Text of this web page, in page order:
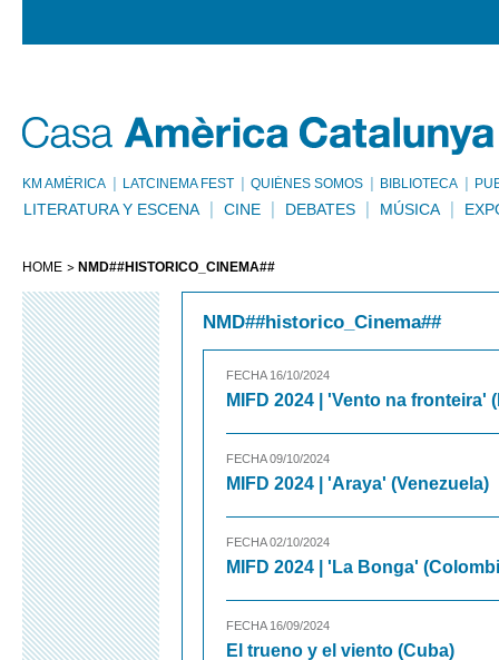
KM AMÈRICA LATCINEMA FEST QUIÉNES SOMOS BIBLIOTECA
LITERATURA Y ESCENA CINE DEBATES MÚSICA
HOME NMD##HISTORICO_CINEMA##
NMD##historico_Cinema##
FECHA 16/10/2024
MIFD 2024 | 'Vento na fronteira'
FECHA 09/10/2024
MIFD 2024 | 'Araya' (Venezuela)
FECHA 02/10/2024
MIFD 2024 | 'La Bonga'
FECHA 16/09/2024
El trueno y el viento (Cuba)